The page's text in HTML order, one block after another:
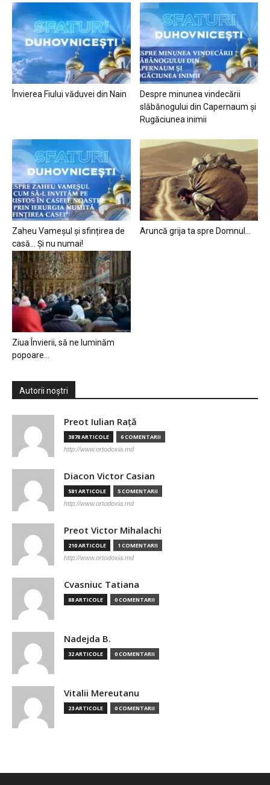
Învierea Fiului văduvei din Nain
Despre minunea vindecării
slăbănogului din Capernaum și
Rugăciunea inimii
Zaheu Vameșul și sfințirea de
casă… Și nu numai!
Aruncă grija ta spre Domnul…
Ziua Învierii, să ne luminăm
popoare…
Autorii noștri
Preot Iulian Raţă
3878 ARTICOLE 6 COMENTARII
http://www.ortodoxia.md
Diacon Victor Casian
581 ARTICOLE 5 COMENTARII
http://www.ortodoxia.md
Preot Victor Mihalachi
210 ARTICOLE 1 COMENTARII
http://www.ortodoxia.md
Cvasniuc Tatiana
88 ARTICOLE 0 COMENTARII
Nadejda B.
32 ARTICOLE 0 COMENTARII
Vitalii Mereutanu
23 ARTICOLE 0 COMENTARII